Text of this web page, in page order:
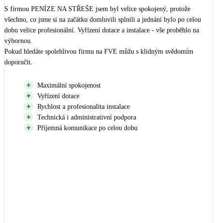
S firmou PENÍZE NA STŘEŠE jsem byl velice spokojený, protože
všechno, co jsme si na začátku domluvili splnili a jednání bylo po celou
dobu velice profesionální. Vyřízení dotace a instalace - vše proběhlo na
výbornou.
Pokud hledáte spolehlivou firmu na FVE můžu s klidným svědomím
doporučit.
Maximální spokojenost
Vyřízení dotace
Rychlost a profesionalita instalace
Technická i administrativní podpora
Příjemná komunikace po celou dobu